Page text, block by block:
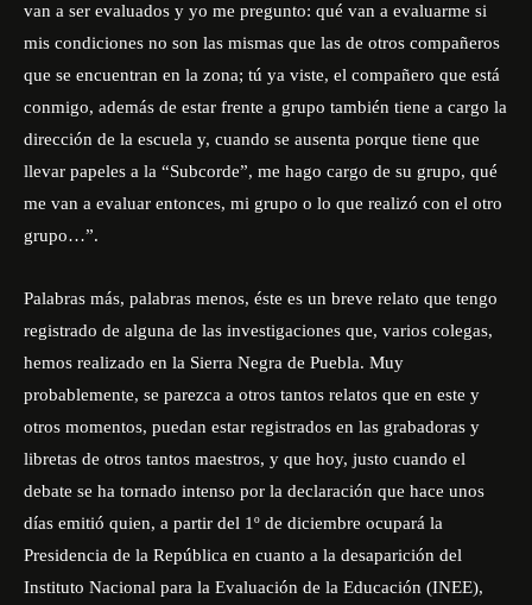
van a ser evaluados y yo me pregunto: qué van a evaluarme si
mis condiciones no son las mismas que las de otros compañeros
que se encuentran en la zona; tú ya viste, el compañero que está
conmigo, además de estar frente a grupo también tiene a cargo la
dirección de la escuela y, cuando se ausenta porque tiene que
llevar papeles a la “Subcorde”, me hago cargo de su grupo, qué
me van a evaluar entonces, mi grupo o lo que realizó con el otro
grupo…”.
Palabras más, palabras menos, éste es un breve relato que tengo
registrado de alguna de las investigaciones que, varios colegas,
hemos realizado en la Sierra Negra de Puebla. Muy
probablemente, se parezca a otros tantos relatos que en este y
otros momentos, puedan estar registrados en las grabadoras y
libretas de otros tantos maestros, y que hoy, justo cuando el
debate se ha tornado intenso por la declaración que hace unos
días emitió quien, a partir del 1º de diciembre ocupará la
Presidencia de la República en cuanto a la desaparición del
Instituto Nacional para la Evaluación de la Educación (INEE),